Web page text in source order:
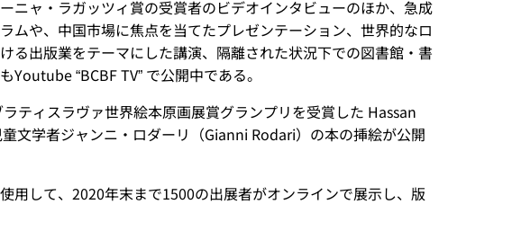
ニャ・ラガッツィ賞の受賞者のビデオインタビューのほか、急成
ムや、中国市場に焦点を当てたプレゼンテーション、世界的なロ
る出版業をテーマにした講演、隔離された状況下での図書館・書
“BCBF TV” で公開中である。
ティスラヴァ世界絵本原画展賞グランプリを受賞した Hassan
文学者ジャンニ・ロダーリ（Gianni Rodari）の本の挿絵が公開
用して、2020年末まで1500の出展者がオンラインで展示し、版